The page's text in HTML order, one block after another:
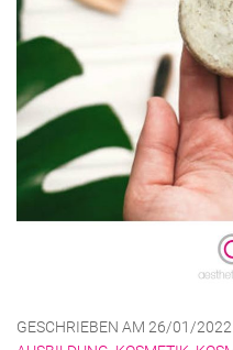
GESCHRIEBEN AM 26/01/2022